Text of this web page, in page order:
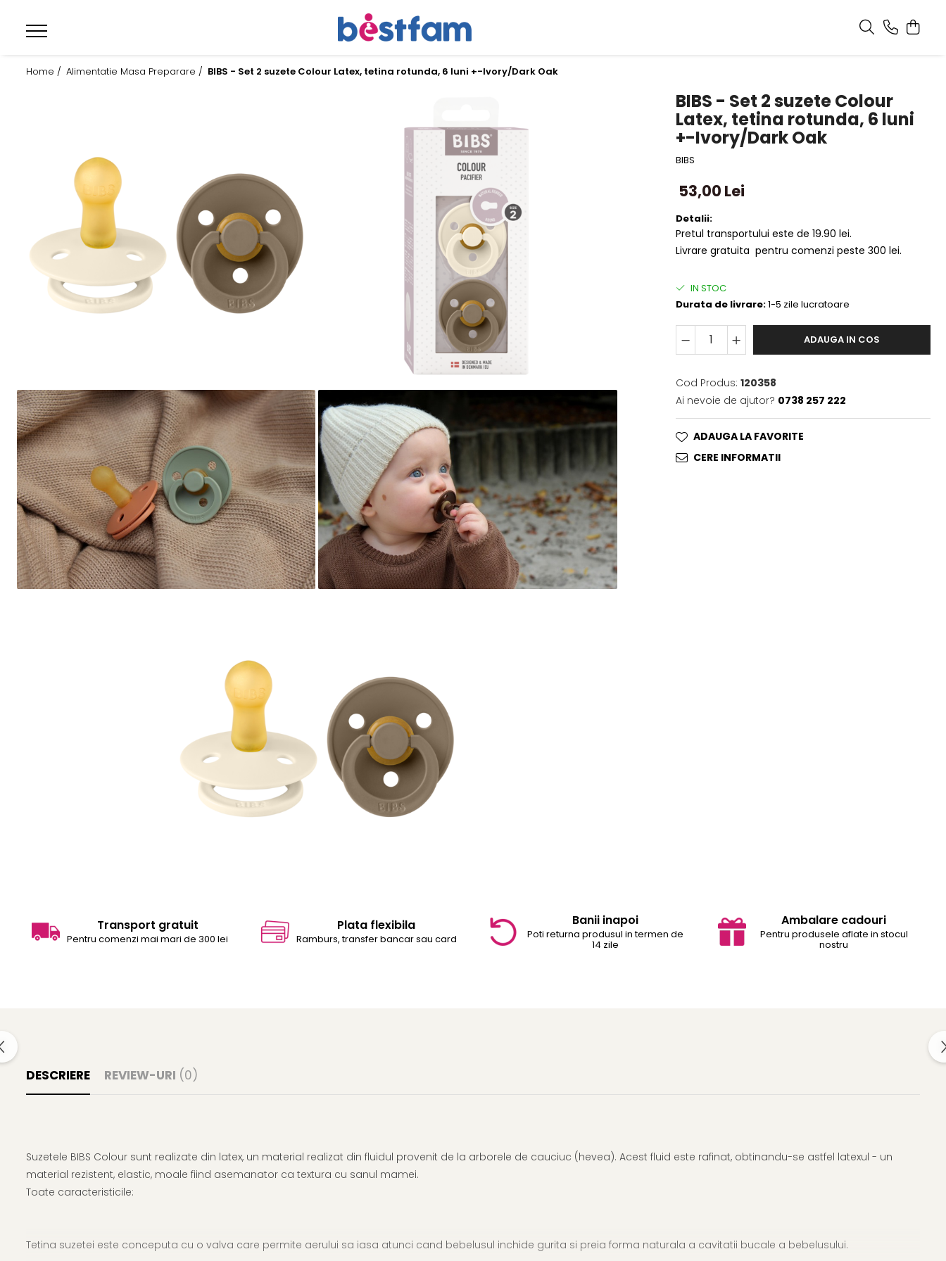
Home / Alimentatie Masa Preparare / BIBS - Set 2 suzete Colour Latex, tetina rotunda, 6 luni +-Ivory/Dark Oak
BIBS - Set 2 suzete Colour
Latex, tetina rotunda, 6 luni
+-Ivory/Dark Oak
BIBS
53,00 Lei
Detalii:
Pretul transportului este de 19.90 lei.
Livrare gratuita pentru comenzi peste 300 lei.
IN STOC
Durata de livrare:1-5 zile lucratoare
ADAUGA IN COS
Cod Produs: 120358
Ai nevoie de ajutor? 0738 257 222
ADAUGA LA FAVORITE
CERE INFORMATII
Transport gratuit
Pentru comenzi mai mari de 300 lei
Plata flexibila
Ramburs, transfer bancar sau card
Banii inapoi
Poti returna produsul in termen de
14 zile
Ambalare cadouri
Pentru produsele aflate in stocul
nostru
DESCRIERE REVIEW-URI (0)
Suzetele BIBS Colour sunt realizate din latex, un material realizat din fluidul provenit de la arborele de cauciuc (hevea). Acest fluid este rafinat, obtinandu-se astfel latexul - un
material rezistent, elastic, moale fiind asemanator ca textura cu sanul mamei.
Toate caracteristicile:
Tetina suzetei este conceputa cu o valva care permite aerului sa iasa atunci cand bebelusul inchide gurita si preia forma naturala a cavitatii bucale a bebelusului.